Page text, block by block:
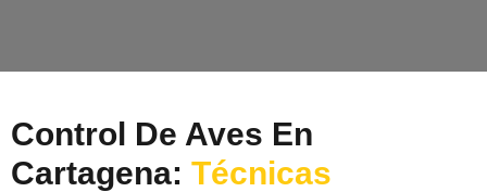
Control De Aves En
Cartagena: Técnicas